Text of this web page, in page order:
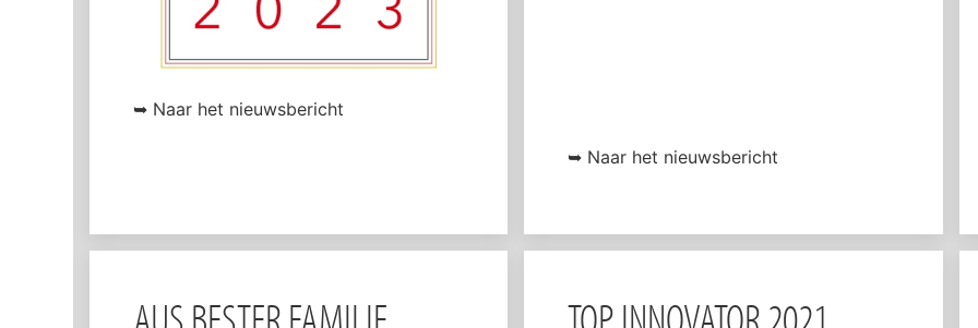
➥ Naar het nieuwsbericht
➥ Naar het nieuwsbericht